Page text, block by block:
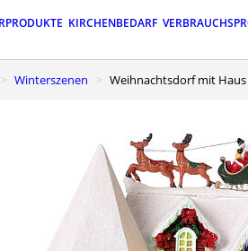
KIRCHENBEDARF
Winterszenen Weihnachtsdorf mit